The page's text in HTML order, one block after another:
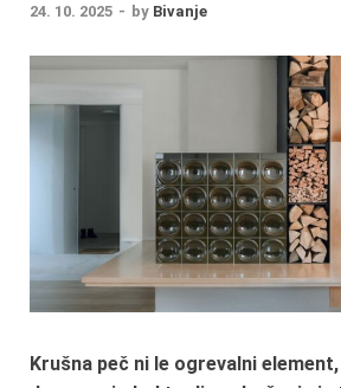
24. 10. 2025 - by Bivanje
Krušna peč ni le ogrevalni